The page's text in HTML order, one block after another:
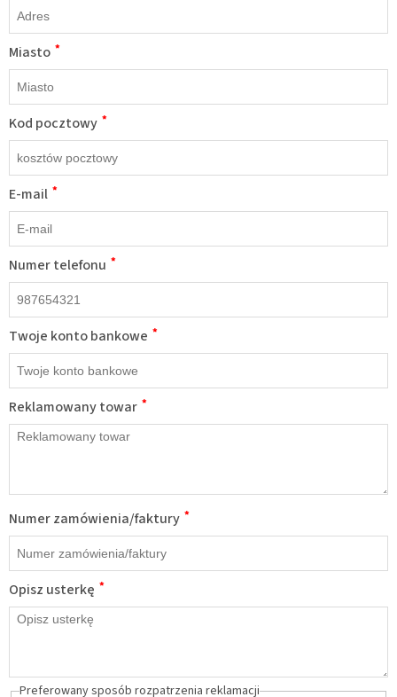
Miasto *
Kod pocztowy *
E-mail *
Numer telefonu *
Twoje konto bankowe *
Reklamowany towar *
Numer zamówienia/faktury *
Opisz usterkę *
Preferowany sposób rozpatrzenia reklamacji